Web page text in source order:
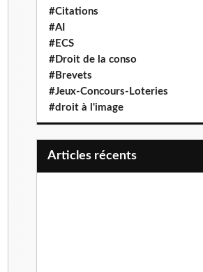
#Citations
#AI
#ECS
#Droit de la conso
#Brevets
#Jeux-Concours-Loteries
#droit à l'image
articles récents